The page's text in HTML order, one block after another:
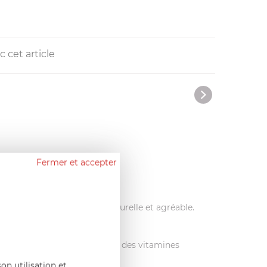
cet article
française.
une prise en main naturelle et agréable.
homogène. Préservation des vitamines
Fermer et accepter